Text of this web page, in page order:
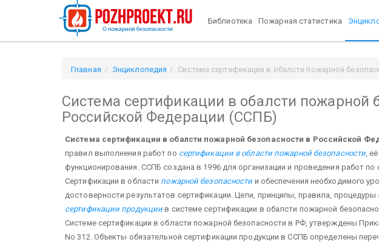
Библиотека Пожарная статистика
Главная Энциклопедия Система сертификации в обалсти пожарной
Система сертификации в обалсти пожарной
Российской Федерации (ССПБ)
Система сертификации в обалсти пожарной безопасности в Российской
правил выполнения работ по сертификации в области пожарной безопасности,
функционирования. ССПБ создана в 1996 для организации и проведения работ
Сертификации в области пожарной безопасностии обеспечения необходимого
достоверности результатов сертификации. Цели, принципы, правила,
сертификации продукциив системе сертификации в обалсти пожарной
Системе сертификации в области пожарной безопасности в РФ, утверждены
No 312. Объекты обязательной сертификации продукции в ССПБ определены